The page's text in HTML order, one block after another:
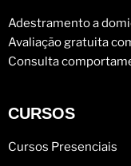
Adestramento a
Avaliação gratuita
Consulta
CURSOS
Cursos Presenciais